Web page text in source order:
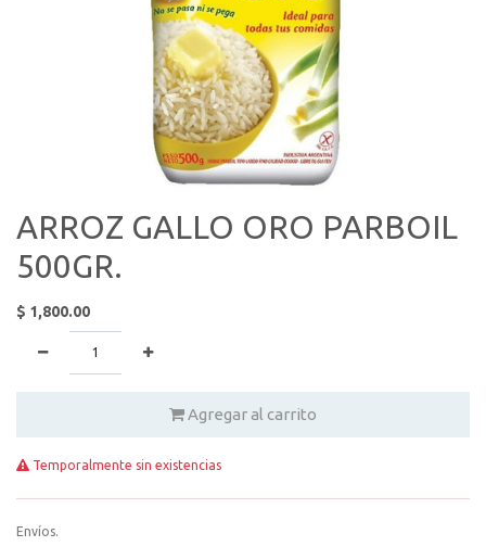
ARROZ GALLO ORO PARBOIL
500GR.
$ 1,800.00
Agregar al carrito
Temporalmente sin existencias
Envíos.